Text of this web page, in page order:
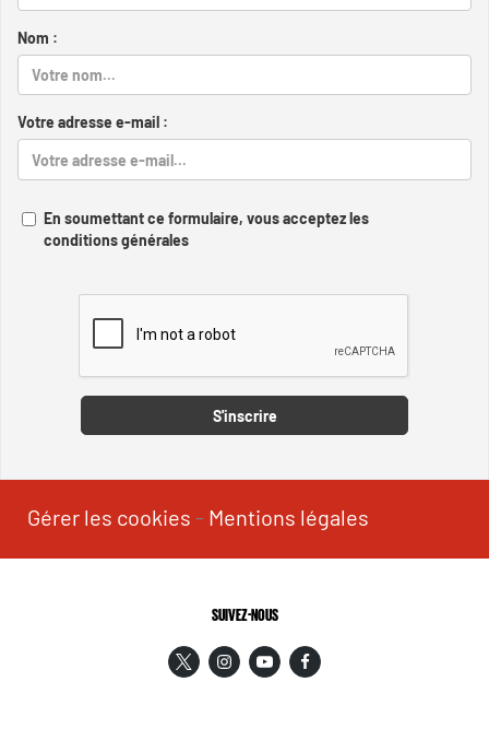
Nom :
Votre adresse e-mail :
En soumettant ce formulaire, vous acceptez les
conditions générales
S'inscrire
Gérer les cookies - Mentions légales
SUIVEZ-NOUS